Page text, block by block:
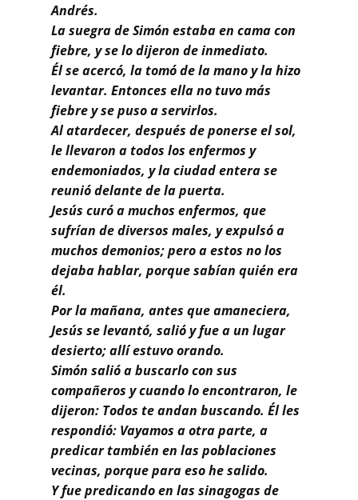
Andrés.
La suegra de Simón estaba en cama con
fiebre, y se lo dijeron de inmediato.
Él se acercó, la tomó de la mano y la hizo
levantar. Entonces ella no tuvo más
fiebre y se puso a servirlos.
Al atardecer, después de ponerse el sol,
le llevaron a todos los enfermos y
endemoniados, y la ciudad entera se
reunió delante de la puerta.
Jesús curó a muchos enfermos, que
sufrían de diversos males, y expulsó a
muchos demonios; pero a estos no los
dejaba hablar, porque sabían quién era
él.
Por la mañana, antes que amaneciera,
Jesús se levantó, salió y fue a un lugar
desierto; allí estuvo orando.
Simón salió a buscarlo con sus
compañeros y cuando lo encontraron, le
dijeron: Todos te andan buscando. Él les
respondió: Vayamos a otra parte, a
predicar también en las poblaciones
vecinas, porque para eso he salido.
Y fue predicando en las sinagogas de